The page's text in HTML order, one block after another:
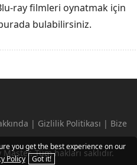
ray filmleri oynatmak için
bulabilirsiniz.
| Gizlilik Politikası | Bize
Tüm hakları saklıdır.
you get the best experience on our
Policy Got it!